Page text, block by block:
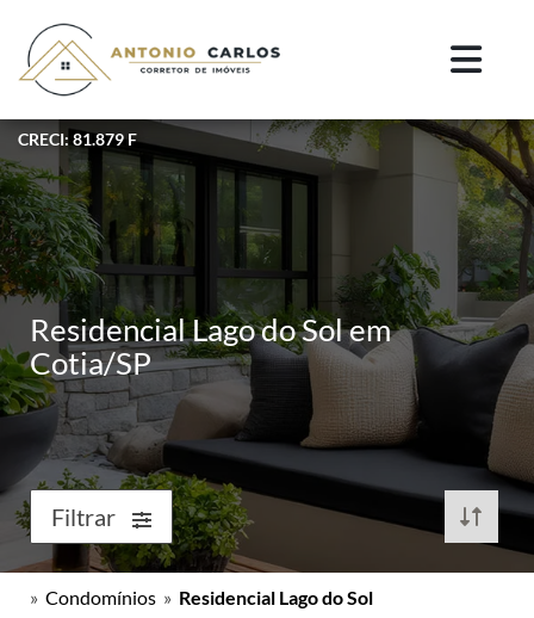
CRECI: 81.879 F
Residencial Lago do Sol em
Cotia/SP
Filtrar
» Condomínios » Residencial Lago do Sol